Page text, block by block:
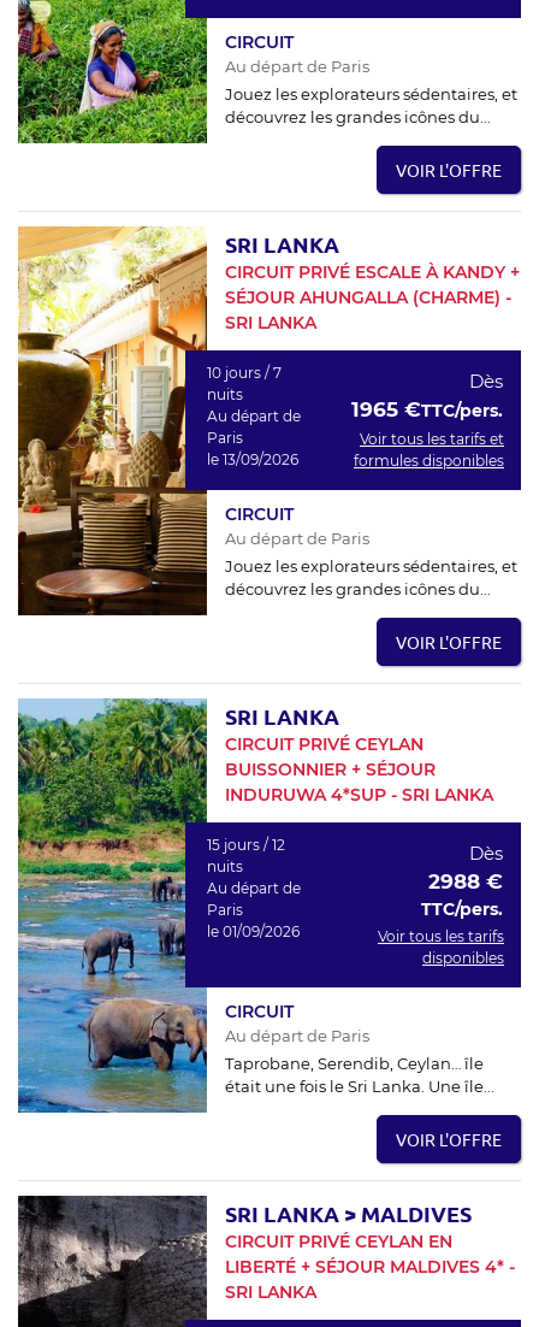
CIRCUIT
Au départ de Paris
Jouez les explorateurs sédentaires, et
découvrez les grandes icônes du...
VOIR L'OFFRE
SRI LANKA
CIRCUIT PRIVÉ ESCALE À KANDY +
SÉJOUR AHUNGALLA (CHARME) -
SRI LANKA
10 jours / 7
nuits
Au départ de
Paris
le 13/09/2026
Dès
1965 €TTC/pers.
Voir tous les tarifs et
formules disponibles
CIRCUIT
Au départ de Paris
Jouez les explorateurs sédentaires, et
découvrez les grandes icônes du...
VOIR L'OFFRE
SRI LANKA
CIRCUIT PRIVÉ CEYLAN
BUISSONNIER + SÉJOUR
INDURUWA 4*SUP - SRI LANKA
15 jours / 12
nuits
Au départ de
Paris
le 01/09/2026
Dès
2988 €
TTC/pers.
Voir tous les tarifs
disponibles
CIRCUIT
Au départ de Paris
Taprobane, Serendib, Ceylan… île
était une fois le Sri Lanka. Une île...
VOIR L'OFFRE
SRI LANKA > MALDIVES
CIRCUIT PRIVÉ CEYLAN EN
LIBERTÉ + SÉJOUR MALDIVES 4* -
SRI LANKA